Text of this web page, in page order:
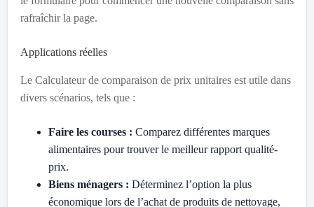
rafraîchir la page.
Applications réelles
Le Calculateur de comparaison de prix unitaires est utile dans
divers scénarios, tels que :
Faire les courses : Comparez différentes marques
alimentaires pour trouver le meilleur rapport qualité-
prix.
Biens ménagers : Déterminez l’option la plus
économique lors de l’achat de produits de nettoyage,